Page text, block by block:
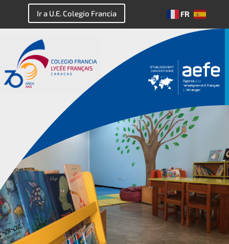
Ir a U.E. Colegio Francia
FR
ES